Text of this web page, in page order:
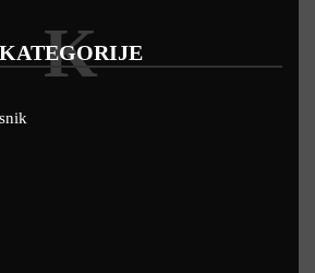
KATEGORIJE
K